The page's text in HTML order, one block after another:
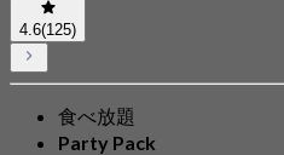
4.6(125)
食べ放題
Party Pack